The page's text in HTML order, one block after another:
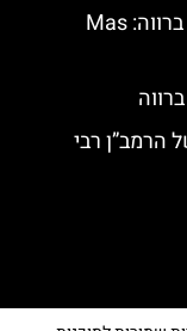
הכירו את היקב המפורסם של קוסטה ברווה: ‪‪Mas
הרמב”ן רבי